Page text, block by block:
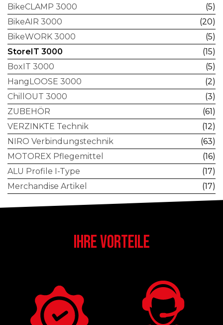
BikeCLAMP 3000
(5)
BikeAIR 3000
(20)
BikeWORK 3000
(5)
StoreIT 3000
(15)
BoxIT 3000
(5)
HangLOOSE 3000
(2)
ChillOUT 3000
(3)
ZUBEHÖR
(61)
VERZINKTE Technik
(12)
NIRO Verbindungstechnik
(63)
MOTOREX Pflegemittel
(16)
ALU Profile I-Type
(17)
Merchandise Artikel
(17)
IHRE VORTEILE